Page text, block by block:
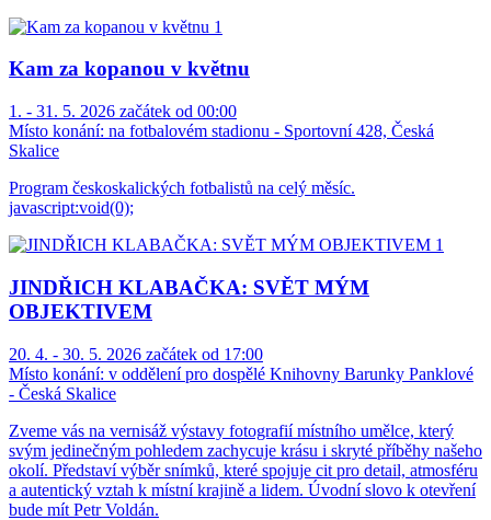
Kam za kopanou v květnu
1. - 31. 5. 2026 začátek od 00:00
Místo konání: na fotbalovém stadionu - Sportovní 428, Česká
Skalice
Program českoskalických fotbalistů na celý měsíc.
javascript:void(0);
JINDŘICH KLABAČKA: SVĚT MÝM
OBJEKTIVEM
20. 4. - 30. 5. 2026 začátek od 17:00
Místo konání: v oddělení pro dospělé Knihovny Barunky Panklové
- Česká Skalice
Zveme vás na vernisáž výstavy fotografií místního umělce, který
svým jedinečným pohledem zachycuje krásu i skryté příběhy našeho
okolí. Představí výběr snímků, které spojuje cit pro detail, atmosféru
a autentický vztah k místní krajině a lidem. Úvodní slovo k otevření
bude mít Petr Voldán.